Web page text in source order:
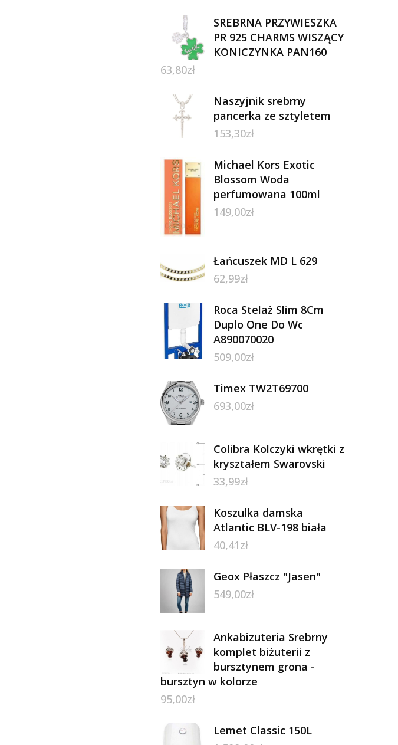
SREBRNA PRZYWIESZKA
PR 925 CHARMS WISZĄCY
KONICZYNKA PAN160
63,80zł
Naszyjnik srebrny
pancerka ze sztyletem
153,30zł
Michael Kors Exotic
Blossom Woda
perfumowana 100ml
149,00zł
Łańcuszek MD L 629
62,99zł
Roca Stelaż Slim 8Cm
Duplo One Do Wc
A890070020
509,00zł
Timex TW2T69700
693,00zł
Colibra Kolczyki wkrętki z
kryształem Swarovski
33,99zł
Koszulka damska
Atlantic BLV-198 biała
40,41zł
Geox Płaszcz "Jasen"
549,00zł
Ankabizuteria Srebrny
komplet biżuterii z
bursztynem grona -
bursztyn w kolorze
95,00zł
Lemet Classic 150L